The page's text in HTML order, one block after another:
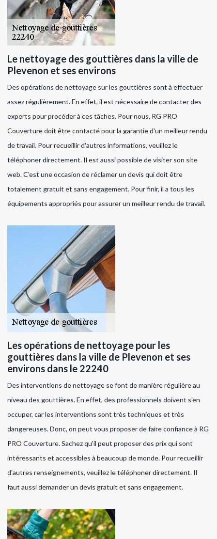
Le nettoyage des gouttières dans la ville de
Plevenon et ses environs
Des opérations de nettoyage sur les gouttières sont à effectuer
assez régulièrement. En effet, il est nécessaire de contacter des
experts pour procéder à ces tâches. Pour nous, RG PRO
Couverture doit être contacté pour la garantie d'un meilleur rendu
de travail. Pour recueillir d'autres informations, veuillez le
téléphoner directement. Il est aussi possible de visiter son site
web. C'est une occasion de réclamer un devis qui doit être
totalement gratuit et sans engagement. Pour finir, il a tous les
équipements appropriés pour assurer un meilleur rendu de travail.
Les opérations de nettoyage pour les
gouttières dans la ville de Plevenon et ses
environs dans le 22240
Des interventions de nettoyage se font de manière régulière au
niveau des gouttières. En effet, des professionnels doivent s'en
occuper, car les interventions sont très techniques et très
dangereuses. Donc, on peut vous proposer de faire confiance à RG
PRO Couverture. Sachez qu'il peut proposer des prix qui sont
intéressants et accessibles à beaucoup de monde. Pour recueillir
d'autres renseignements, veuillez le téléphoner directement. Il
faut aussi demander un devis gratuit et sans engagement.